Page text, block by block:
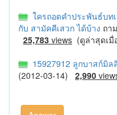
ใครถอดคำประพันธ์บท
กับ สามัคคีเสวก ได้บ้าง ถา
25,783 views (ดูล่าสุดเมื่
15927912 ลูกบาสก์มิล
(2012-03-14) 2,990